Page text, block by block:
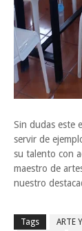
Sin dudas este
servir de
su talento con
maestro de
nuestro
Tags ARTE